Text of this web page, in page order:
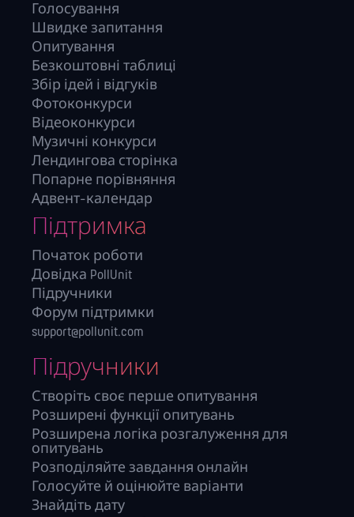
Голосування
Швидке запитання
Опитування
Безкоштовні таблиці
Збір ідей і відгуків
Фотоконкурси
Відеоконкурси
Музичні конкурси
Лендингова сторінка
Попарне порівняння
Адвент-календар
Підтримка
Початок роботи
Довідка PollUnit
Підручники
Форум підтримки
support@pollunit.com
Підручники
Створіть своє перше опитування
Розширені функції опитувань
Розширена логіка розгалуження для
опитувань
Розподіляйте завдання онлайн
Голосуйте й оцінюйте варіанти
Знайдіть дату